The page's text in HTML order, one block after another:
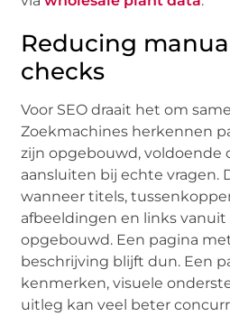
Reducing
checks
Voor SEO draait het om
Zoekmachines herkennen
zijn opgebouwd, voldoende
aansluiten bij echte vragen.
wanneer titels,
afbeeldingen en links vanuit
opgebouwd. Een pagina
beschrijving blijft dun. Een
kenmerken, visuele
uitleg kan veel beter